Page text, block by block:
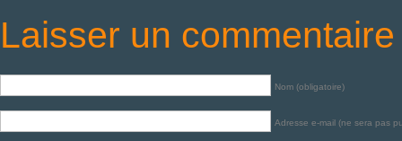
Laisser un commentaire
Nom (obligatoire)
Adresse e-mail (ne sera pas